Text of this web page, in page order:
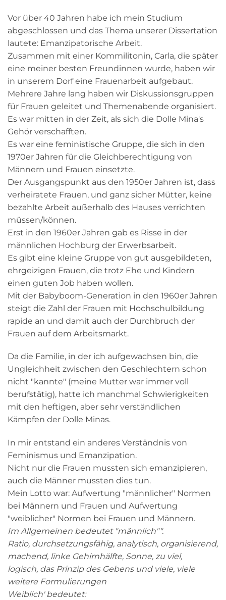
Vor über 40 Jahren habe ich mein Studium
abgeschlossen und das Thema unserer Dissertation
lautete: Emanzipatorische Arbeit.
Zusammen mit einer Kommilitonin, Carla, die später
eine meiner besten Freundinnen wurde, haben wir
in unserem Dorf eine Frauenarbeit aufgebaut.
Mehrere Jahre lang haben wir Diskussionsgruppen
für Frauen geleitet und Themenabende organisiert.
Es war mitten in der Zeit, als sich die Dolle Mina's
Gehör verschafften.
Es war eine feministische Gruppe, die sich in den
1970er Jahren für die Gleichberechtigung von
Männern und Frauen einsetzte.
Der Ausgangspunkt aus den 1950er Jahren ist, dass
verheiratete Frauen, und ganz sicher Mütter, keine
bezahlte Arbeit außerhalb des Hauses verrichten
müssen/können.
Erst in den 1960er Jahren gab es Risse in der
männlichen Hochburg der Erwerbsarbeit.
Es gibt eine kleine Gruppe von gut ausgebildeten,
ehrgeizigen Frauen, die trotz Ehe und Kindern
einen guten Job haben wollen.
Mit der Babyboom-Generation in den 1960er Jahren
steigt die Zahl der Frauen mit Hochschulbildung
rapide an und damit auch der Durchbruch der
Frauen auf dem Arbeitsmarkt.
Da die Familie, in der ich aufgewachsen bin, die
Ungleichheit zwischen den Geschlechtern schon
nicht "kannte" (meine Mutter war immer voll
berufstätig), hatte ich manchmal Schwierigkeiten
mit den heftigen, aber sehr verständlichen
Kämpfen der Dolle Minas.
In mir entstand ein anderes Verständnis von
Feminismus und Emanzipation.
Nicht nur die Frauen mussten sich emanzipieren,
auch die Männer mussten dies tun.
Mein Lotto war: Aufwertung "männlicher" Normen
bei Männern und Frauen und Aufwertung
"weiblicher" Normen bei Frauen und Männern.
Im Allgemeinen bedeutet "männlich"".
Ratio, durchsetzungsfähig, analytisch, organisierend,
machend, linke Gehirnhälfte, Sonne, zu viel,
logisch, das Prinzip des Gebens und viele, viele
weitere Formulierungen
Weiblich' bedeutet: